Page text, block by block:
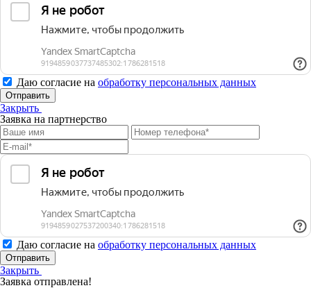
Даю согласие на обработку персональных данных
Отправить
Закрыть
Заявка на партнерство
Даю согласие на обработку персональных данных
Отправить
Закрыть
Заявка отправлена!